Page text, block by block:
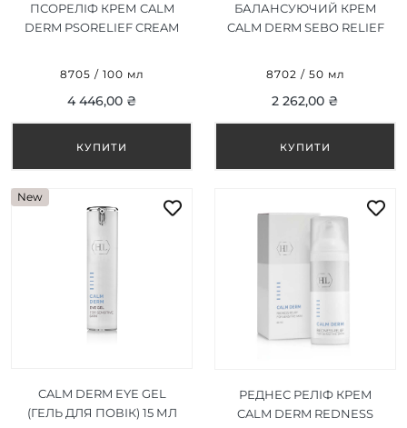
ПСОРЕЛІФ КРЕМ CALM
DERM PSORELIEF CREAM
8705 / 100 мл
4 446,00 ₴
БАЛАНСУЮЧИЙ КРЕМ
CALM DERM SEBO RELIEF
8702 / 50 мл
2 262,00 ₴
New
CALM DERM EYE GEL
(ГЕЛЬ ДЛЯ ПОВІК) 15 МЛ
РЕДНЕС РЕЛІФ КРЕМ
CALM DERM REDNESS